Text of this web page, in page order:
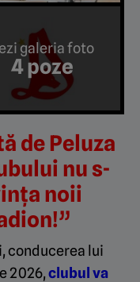
galeria foto
4 poze
de Peluza
nu s-
noii
conducerea lui
2026,clubul va